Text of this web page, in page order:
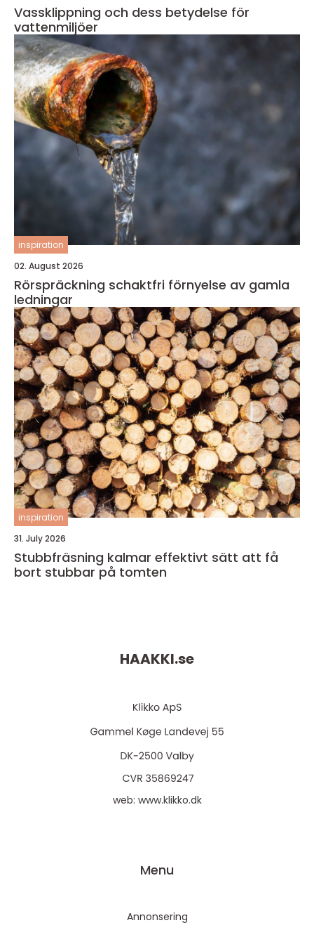
Vassklippning och dess betydelse för
vattenmiljöer
inspiration
02. August 2026
Rörspräckning schaktfri förnyelse av gamla
ledningar
inspiration
31. July 2026
Stubbfräsning kalmar effektivt sätt att få
bort stubbar på tomten
HAAKKI.se
web: www.klikko.dk
Menu
Annonsering